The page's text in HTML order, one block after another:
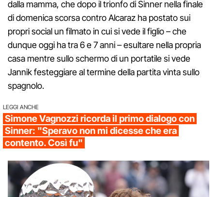
dalla mamma, che dopo il trionfo di Sinner nella finale
di domenica scorsa contro Alcaraz ha postato sui
propri social un filmato in cui si vede il figlio – che
dunque oggi ha tra 6 e 7 anni – esultare nella propria
casa mentre sullo schermo di un portatile si vede
Jannik festeggiare al termine della partita vinta sullo
spagnolo.
LEGGI ANCHE
Simone Vagnozzi ricorda il primo dialogo con
Sinner: "Speravo non mi dicesse che era
contento. Così fu"